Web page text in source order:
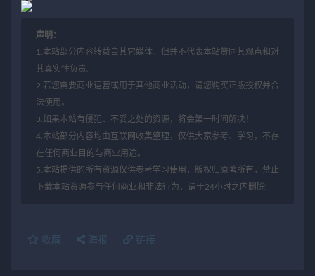
声明：
1.本站部分内容转载自其它媒体，但并不代表本站赞同其观点和对
其真实性负责。
2.若您需要商业运营或用于其他商业活动，请您购买正版授权并合
法使用。
3.如果本站有侵犯、不妥之处的资源，将会第一时间解决！
4.本站部分内容均由互联网收集整理，仅供大家参考、学习，不存
在任何商业目的与商业用途。
5.本站提供的所有资源仅供参考学习使用，版权归原著所有，禁止
下载本站资源参与任何商业和非法行为，请于24小时之内删除!
收藏 海报 链接